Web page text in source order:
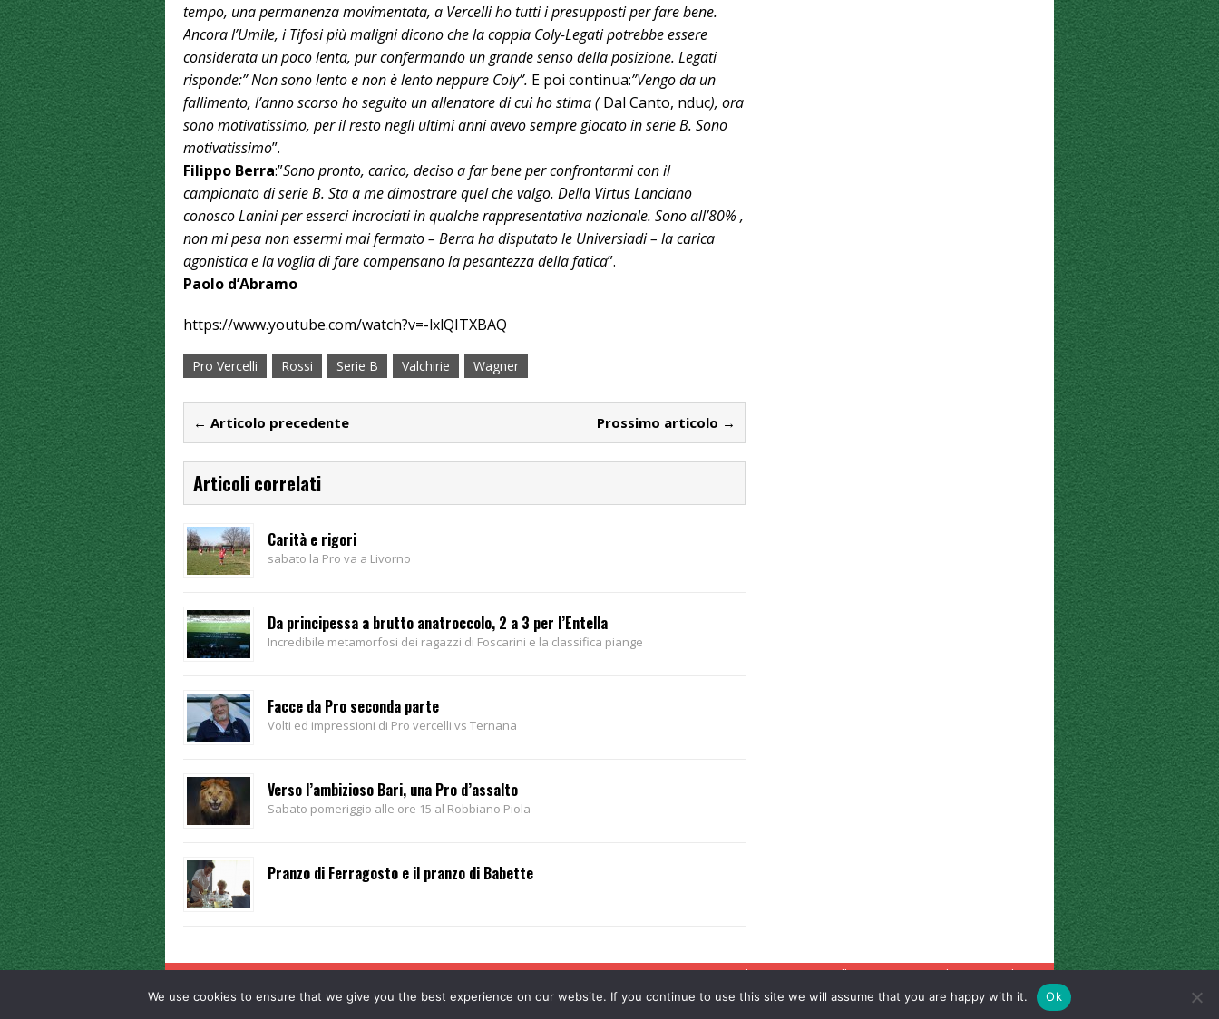
tempo, una permanenza movimentata, a Vercelli ho tutti i presupposti per fare bene.
Ancora l’Umile, i Tifosi più maligni dicono che la coppia Coly-Legati potrebbe essere
considerata un poco lenta, pur confermando un grande senso della posizione. Legati
risponde:” Non sono lento e non è lento neppure Coly”. E poi continua:”Vengo da un
fallimento, l’anno scorso ho seguito un allenatore di cui ho stima (Dal Canto, nduc), ora
sono motivatissimo, per il resto negli ultimi anni avevo sempre giocato in serie B. Sono
motivatissimo”.
Filippo Berra:”Sono pronto, carico, deciso a far bene per confrontarmi con il
campionato di serie B. Sta a me dimostrare quel che valgo. Della Virtus Lanciano
conosco Lanini per esserci incrociati in qualche rappresentativa nazionale. Sono all’80% ,
non mi pesa non essermi mai fermato – Berra ha disputato le Universiadi – la carica
agonistica e la voglia di fare compensano la pesantezza della fatica”.
Paolo d’Abramo
https://www.youtube.com/watch?v=-lxlQITXBAQ
Pro Vercelli Rossi Serie B Valchirie Wagner
← Articolo precedente Prossimo articolo →
Articoli correlati
Carità e rigori
sabato la Pro va a Livorno
Da principessa a brutto anatroccolo, 2 a 3 per l’Entella
Incredibile metamorfosi dei ragazzi di Foscarini e la classifica piange
Facce da Pro seconda parte
Volti ed impressioni di Pro vercelli vs Ternana
Verso l’ambizioso Bari, una Pro d’assalto
Sabato pomeriggio alle ore 15 al Robbiano Piola
Pranzo di Ferragosto e il pranzo di Babette
Home Il punto Le pagelle Corriere eusebiano Radio City
© 2013-2015 Tutti i diritti sono riservati. Giornale l'Eusebiano Soc. Coop. a r.l. - P. IVA 01584310021 - Via Guala Bicheri, 8 - VERCELLI
We use cookies to ensure that we give you the best experience on our website. If you continue to use this site we will assume that you are happy with it. Ok